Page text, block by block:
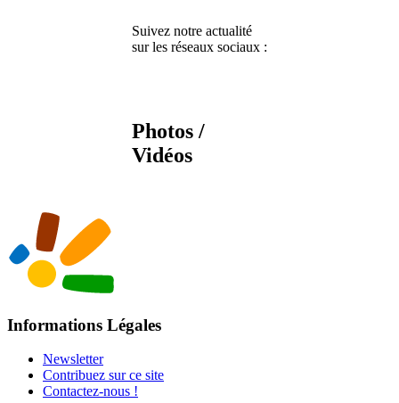
Suivez notre actualité
sur les réseaux sociaux :
Photos /
Vidéos
Informations Légales
Newsletter
Contribuez sur ce site
Contactez-nous !